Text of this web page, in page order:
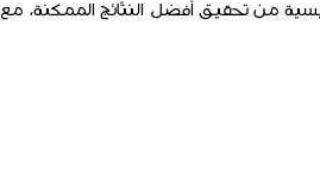
من تحقيق أفضل النتّائج الممكنة،